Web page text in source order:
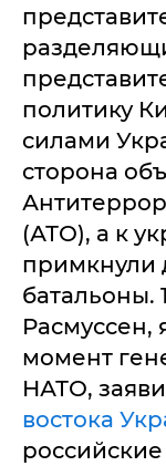
политику
силами
сторона
(АТО), а к
примкнули
батальоны.
Расмуссен,
момент
НАТО,
востока